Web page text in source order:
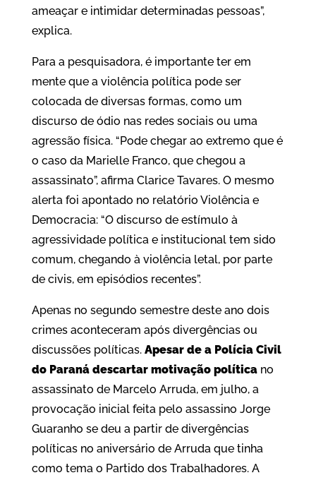
ameaçar e intimidar determinadas pessoas”,
explica.
Para a pesquisadora, é importante ter em
mente que a violência política pode ser
colocada de diversas formas, como um
discurso de ódio nas redes sociais ou uma
agressão física. “Pode chegar ao extremo que é
o caso da Marielle Franco, que chegou a
assassinato”, afirma Clarice Tavares. O mesmo
alerta foi apontado no relatório Violência e
Democracia: “O discurso de estímulo à
agressividade política e institucional tem sido
comum, chegando à violência letal, por parte
de civis, em episódios recentes”.
Apenas no segundo semestre deste ano dois
crimes aconteceram após divergências ou
discussões políticas. Apesar de a Polícia Civil
do Paraná descartar motivação políticano
assassinato de Marcelo Arruda, em julho, a
provocação inicial feita pelo assassino Jorge
Guaranho se deu a partir de divergências
políticas no aniversário de Arruda que tinha
como tema o Partido dos Trabalhadores. A